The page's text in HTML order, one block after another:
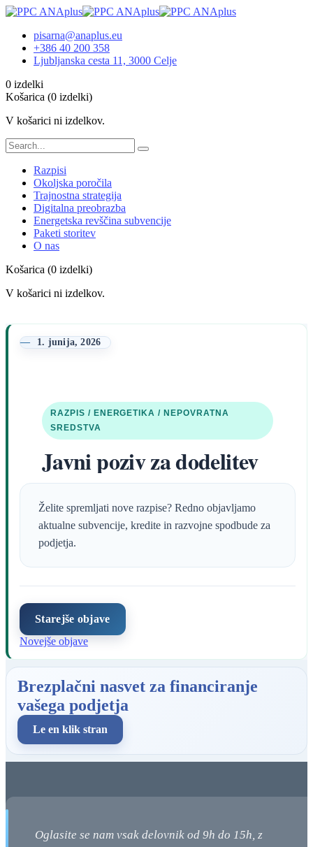
pisarna@anaplus.eu
+386 40 200 358
Ljubljanska cesta 11, 3000 Celje
0 izdelki
Košarica (0 izdelki)
V košarici ni izdelkov.
Razpisi
Okoljska poročila
Trajnostna strategija
Digitalna preobrazba
Energetska revščina subvencije
Paketi storitev
O nas
Košarica (0 izdelki)
V košarici ni izdelkov.
1. junija, 2026
RAZPIS / ENERGETIKA / NEPOVRATNA
SREDSTVA
Javni poziv za dodelitev
spodbud
elektrointenzivnim
podjetjem za leto 2026
Rok za oddajo se je iztekel dne 15. 7.
2026.
Potek razpisa
Rok potekel
Rok za oddajo se je iztekel 15. 7. 2026.
pokritje dela stroškov električne
Starejše objave
Novejše objave
Brezplačni nasvet za financiranje
vašega podjetja
Le en klik stran
Oglasite se nam vsak delovnik od 9h do 15h, z